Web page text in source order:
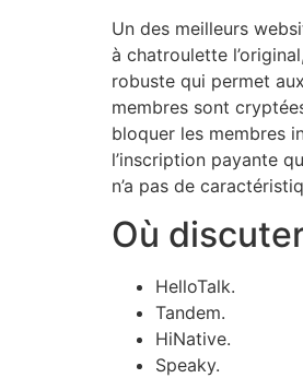
Un des meilleurs
à chatroulette
robuste qui permet
membres sont
bloquer les membres
l’inscription payante
n’a pas de
Où
HelloTalk.
Tandem.
HiNative.
Speaky.